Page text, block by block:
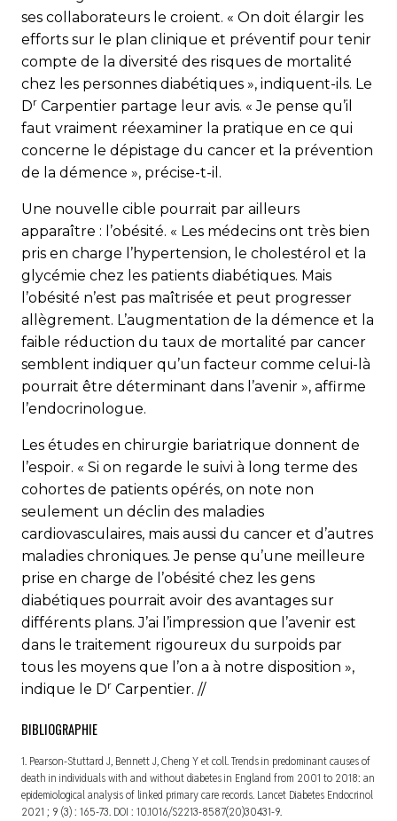
ses collaborateurs le croient. « On doit élargir les
efforts sur le plan clinique et préventif pour tenir
compte de la diversité des risques de mortalité
chez les personnes diabétiques », indiquent-ils. Le
Dr Carpentier partage leur avis. « Je pense qu’il
faut vraiment réexaminer la pratique en ce qui
concerne le dépistage du cancer et la prévention
de la démence », précise-t-il.
Une nouvelle cible pourrait par ailleurs
apparaître : l’obésité. « Les médecins ont très bien
pris en charge l’hypertension, le cholestérol et la
glycémie chez les patients diabétiques. Mais
l’obésité n’est pas maîtrisée et peut progresser
allègrement. L’augmentation de la démence et la
faible réduction du taux de mortalité par cancer
semblent indiquer qu’un facteur comme celui-là
pourrait être déterminant dans l’avenir », affirme
l’endocrinologue.
Les études en chirurgie bariatrique donnent de
l’espoir. « Si on regarde le suivi à long terme des
cohortes de patients opérés, on note non
seulement un déclin des maladies
cardiovasculaires, mais aussi du cancer et d’autres
maladies chroniques. Je pense qu’une meilleure
prise en charge de l’obésité chez les gens
diabétiques pourrait avoir des avantages sur
différents plans. J’ai l’impression que l’avenir est
dans le traitement rigoureux du surpoids par
tous les moyens que l’on a à notre disposition »,
indique le Dr Carpentier. //
BIBLIOGRAPHIE
1. Pearson-Stuttard J, Bennett J, Cheng Y et coll. Trends in predominant causes of
death in individuals with and without diabetes in England from 2001 to 2018: an
epidemiological analysis of linked primary care records. Lancet Diabetes Endocrinol
2021 ; 9 (3) : 165-73. DOI : 10.1016/S2213-8587(20)30431-9.